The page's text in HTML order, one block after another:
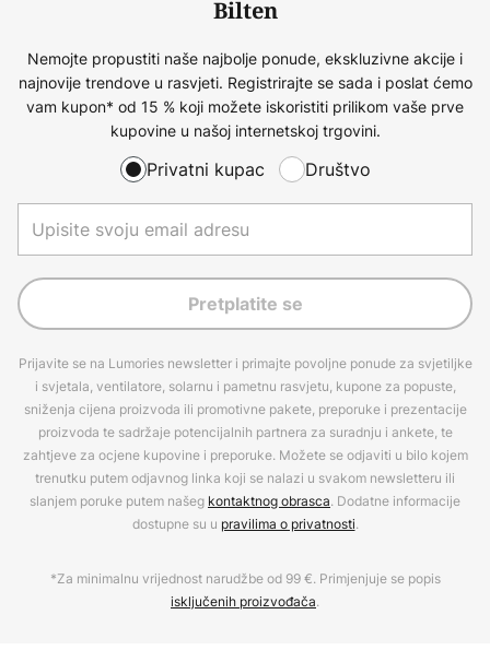
Bilten
Nemojte propustiti naše najbolje ponude, ekskluzivne akcije i
najnovije trendove u rasvjeti. Registrirajte se sada i poslat ćemo
vam kupon* od 15 % koji možete iskoristiti prilikom vaše prve
kupovine u našoj internetskoj trgovini.
Privatni kupac Društvo
Pretplatite se
Prijavite se na Lumories newsletter i primajte povoljne ponude za svjetiljke
i svjetala, ventilatore, solarnu i pametnu rasvjetu, kupone za popuste,
sniženja cijena proizvoda ili promotivne pakete, preporuke i prezentacije
proizvoda te sadržaje potencijalnih partnera za suradnju i ankete, te
zahtjeve za ocjene kupovine i preporuke. Možete se odjaviti u bilo kojem
trenutku putem odjavnog linka koji se nalazi u svakom newsletteru ili
slanjem poruke putem našeg kontaktnog obrasca. Dodatne informacije
dostupne su u pravilima o privatnosti.
*Za minimalnu vrijednost narudžbe od 99 €. Primjenjuje se popis
isključenih proizvođača.